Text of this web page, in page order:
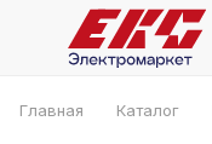
Главная Каталог